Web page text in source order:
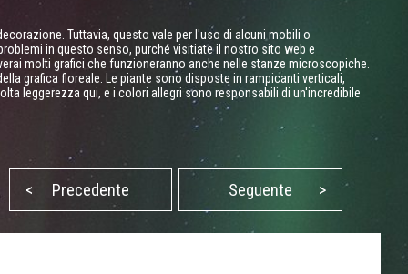
Tuttavia, questo vale per l'uso di alcuni mobili o
in questo senso, purché visitiate il nostro sito web e
molti grafici che funzioneranno anche nelle stanze microscopiche.
grafica floreale. Le piante sono disposte in rampicanti verticali,
leggerezza qui, e i colori allegri sono responsabili di un'incredibile
< Precedente Seguente >